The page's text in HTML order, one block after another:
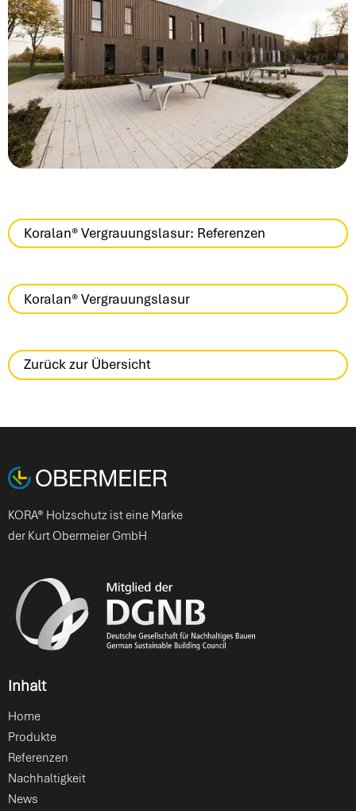
Koralan® Vergrauungslasur: Referenzen
Koralan® Vergrauungslasur
Zurück zur Übersicht
KORA® Holzschutz ist eine Marke
der Kurt Obermeier GmbH
Inhalt
Home
Produkte
Referenzen
Nachhaltigkeit
News